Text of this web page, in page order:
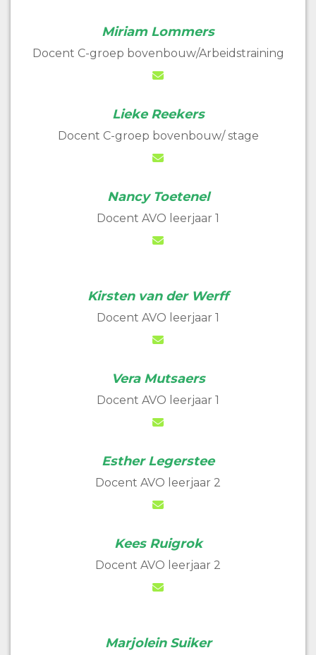
Miriam Lommers
Docent C-groep bovenbouw/Arbeidstraining
Lieke Reekers
Docent C-groep bovenbouw/ stage
Nancy Toetenel
Docent AVO leerjaar 1
Kirsten van der Werff
Docent AVO leerjaar 1
Vera Mutsaers
Docent AVO leerjaar 1
Esther Legerstee
Docent AVO leerjaar 2
Kees Ruigrok
Docent AVO leerjaar 2
Marjolein Suiker